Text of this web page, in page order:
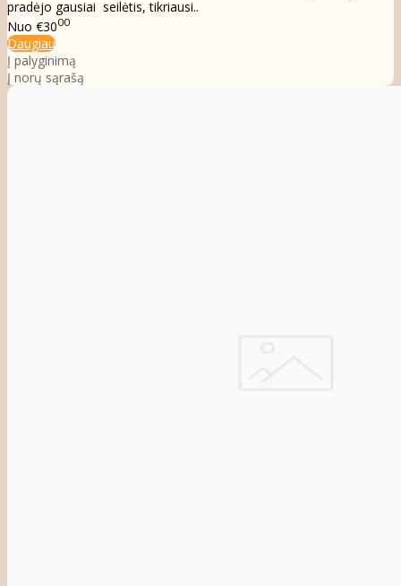
pradėjo gausiai seilėtis, tikriausi..
Nuo €3000
Daugiau
Į palyginimą
Į norų sąrašą